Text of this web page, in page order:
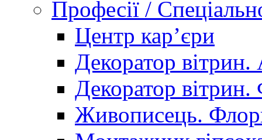
Професії /
Центр кар’єри
Декоратор вітрин.
Декоратор вітрин.
Живописець.